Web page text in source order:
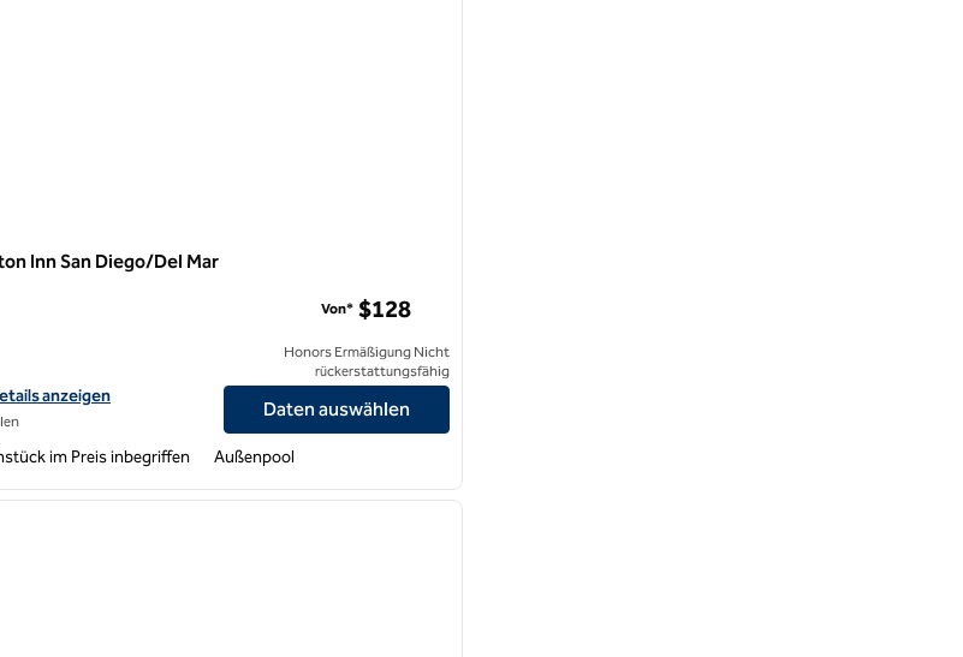
Inn San Diego/Del Mar
für das Hampton Inn San Diego/Del Mar anzeigen
anzeigen
Von* $128
Honors Ermäßigung Nicht
rückerstattungsfähig
Daten auswählen
im Preis inbegriffen Außenpool
nächstes Bild